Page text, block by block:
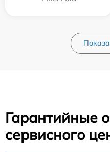
Гарантийные
сервисного